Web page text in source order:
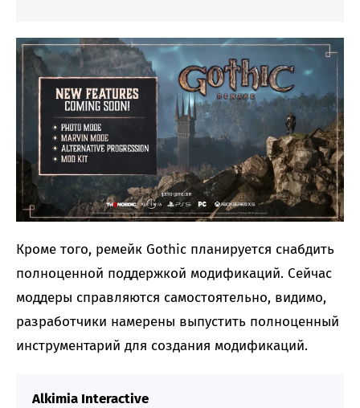
Кроме того, ремейк Gothic планируется снабдить
полноценной поддержкой модификаций. Сейчас
моддеры справляются самостоятельно, видимо,
разработчики намерены выпустить полноценный
инструментарий для создания модификаций.
Alkimia Interactive